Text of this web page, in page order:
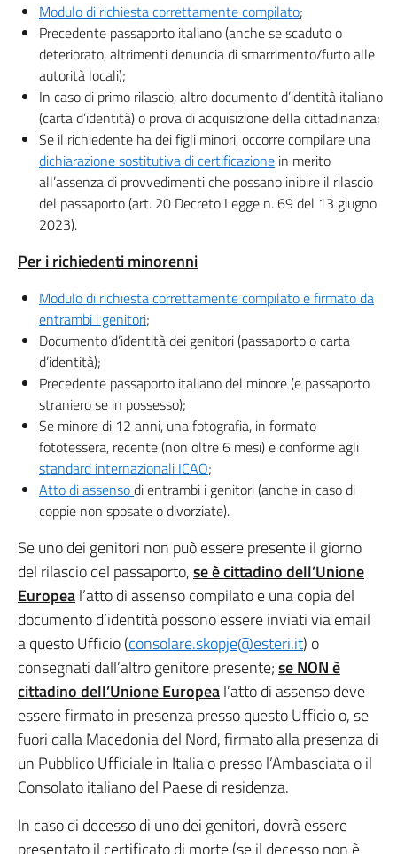
Modulo di richiesta correttamente compilato;
Precedente passaporto italiano (anche se scaduto o
deteriorato, altrimenti denuncia di smarrimento/furto alle
autorità locali);
In caso di primo rilascio, altro documento d’identità italiano
(carta d’identità) o prova di acquisizione della cittadinanza;
Se il richiedente ha dei figli minori, occorre compilare una
dichiarazione sostitutiva di certificazione in merito
all’assenza di provvedimenti che possano inibire il rilascio
del passaporto (art. 20 Decreto Legge n. 69 del 13 giugno
2023).
Per i richiedenti minorenni
Modulo di richiesta correttamente compilato e firmato da
entrambi i genitori;
Documento d’identità dei genitori (passaporto o carta
d’identità);
Precedente passaporto italiano del minore (e passaporto
straniero se in possesso);
Se minore di 12 anni, una fotografia, in formato
fototessera, recente (non oltre 6 mesi) e conforme agli
standard internazionali ICAO;
Atto di assensodi entrambi i genitori (anche in caso di
coppie non sposate o divorziate).
Se uno dei genitori non può essere presente il giorno
del rilascio del passaporto,se è cittadino dell’Unione
Europeal’atto di assenso compilato e una copia del
documento d’identità possono essere inviati via email
a questo Ufficio (consolare.skopje@esteri.it) o
consegnati dall’altro genitore presente;se NON è
cittadino dell’Unione Europeal’atto di assenso deve
essere firmato in presenza presso questo Ufficio o, se
fuori dalla Macedonia del Nord, firmato alla presenza di
un Pubblico Ufficiale in Italia o presso l’Ambasciata o il
Consolato italiano del Paese di residenza.
In caso di decesso di uno dei genitori, dovrà essere
presentato il certificato di morte (se il decesso non è